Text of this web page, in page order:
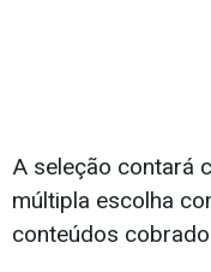
A seleção contará
múltipla escolha
conteúdos